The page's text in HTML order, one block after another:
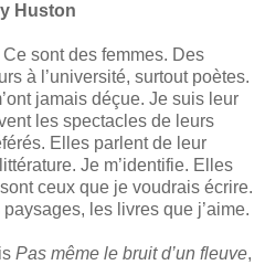
Huston
sont des femmes. Des
à l’université, surtout poètes.
jamais déçue. Je suis leur
les spectacles de leurs
Elles parlent de leur
Je m’identifie. Elles
ceux que je voudrais écrire.
les livres que j’aime.
Pas même le bruit d’un fleuve,